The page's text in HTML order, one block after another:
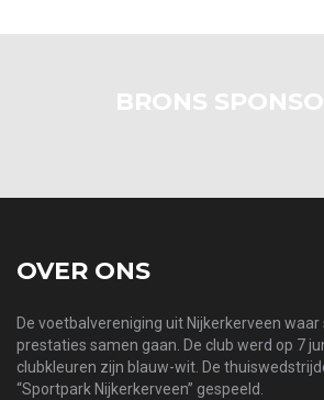
BRONS
OVER ONS
De voetbalvereniging uit Nijkerkerveen
prestaties samen gaan. De club werd op 7
clubkleuren zijn blauw-wit. De
“Sportpark Nijkerkerveen” gespeeld.